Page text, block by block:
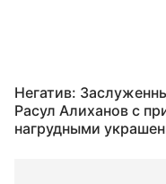
Негатив:
Расул Алиханов с
нагрудными